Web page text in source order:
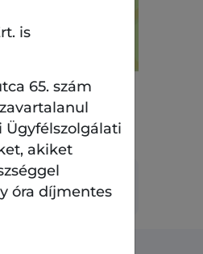
is
65. szám
Ügyfélszolgálati
akiket
óra díjmentes